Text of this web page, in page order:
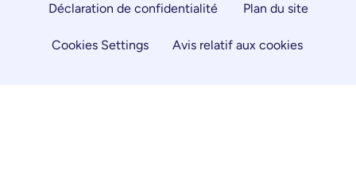
Déclaration de confidentialité Plan du site
Cookies Settings Avis relatif aux cookies